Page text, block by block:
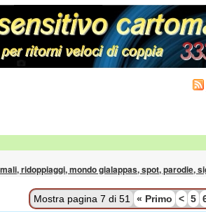
ridoppiaggi, mondo gialappas, spot, parodie,
Mostra pagina 7 di 51 « Primo < 5